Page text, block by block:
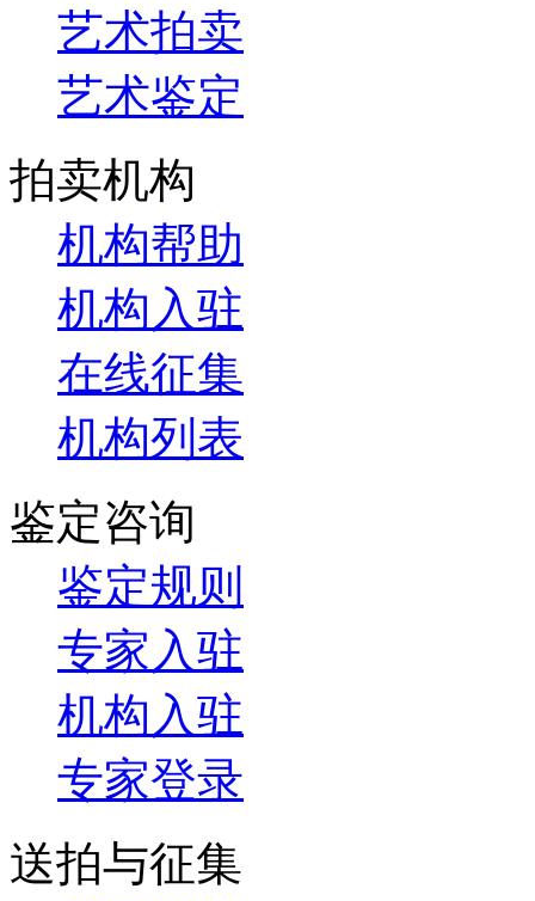
艺术拍卖
艺术鉴定
拍卖机构
机构帮助
机构入驻
在线征集
机构列表
鉴定咨询
鉴定规则
专家入驻
机构入驻
专家登录
送拍与征集